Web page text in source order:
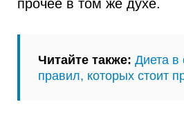
Читайте также: Диета
правил, которых стоит